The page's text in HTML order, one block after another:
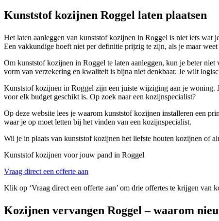
Kunststof kozijnen Roggel laten plaatsen
Het laten aanleggen van kunststof kozijnen in Roggel is niet iets
Een vakkundige hoeft niet per definitie prijzig te zijn, als je maar
Om kunststof kozijnen in Roggel te laten aanleggen, kun je beter niet
vorm van verzekering en kwaliteit is bijna niet denkbaar. Je wilt
Kunststof kozijnen in Roggel zijn een juiste wijziging aan je woning.
voor elk budget geschikt is. Op zoek naar een kozijnspecialist?
Op deze website lees je waarom kunststof kozijnen installeren een
waar je op moet letten bij het vinden van een kozijnspecialist.
Wil je in plaats van kunststof kozijnen het liefste houten kozijnen of
Kunststof kozijnen voor jouw pand in Roggel
Vraag direct een offerte aan
Klik op ‘Vraag direct een offerte aan’ om drie offertes te krijgen
Kozijnen vervangen Roggel – waarom